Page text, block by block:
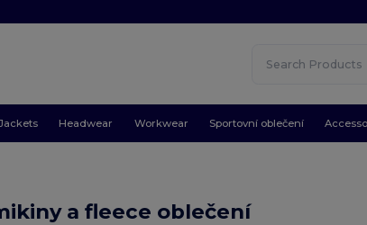
Headwear Workwear Sportovní oblečení
a fleece oblečení